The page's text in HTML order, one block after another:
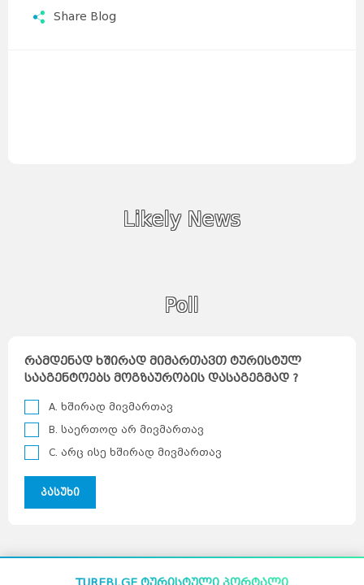
Share Blog
Likely News
Poll
რამდენად ხშირად მიმართავთ ტურისტულ
სააგენტოებს მოგზაურობის დასაგეგმად ?
A. ხშირად მივმართავ
B. საერთოდ არ მივმართავ
C. არც ისე ხშირად მივმართავ
პასუხი